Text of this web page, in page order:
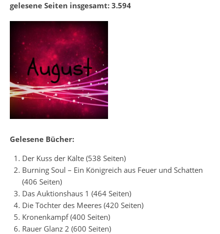
gelesene Seiten insgesamt: 3.594
Gelesene Bücher:
Der Kuss der Kälte (538 Seiten)
Burning Soul – Ein Königreich aus Feuer und Schatten
(406 Seiten)
Das Auktionshaus 1 (464 Seiten)
Die Töchter des Meeres (420 Seiten)
Kronenkampf (400 Seiten)
Rauer Glanz 2 (600 Seiten)